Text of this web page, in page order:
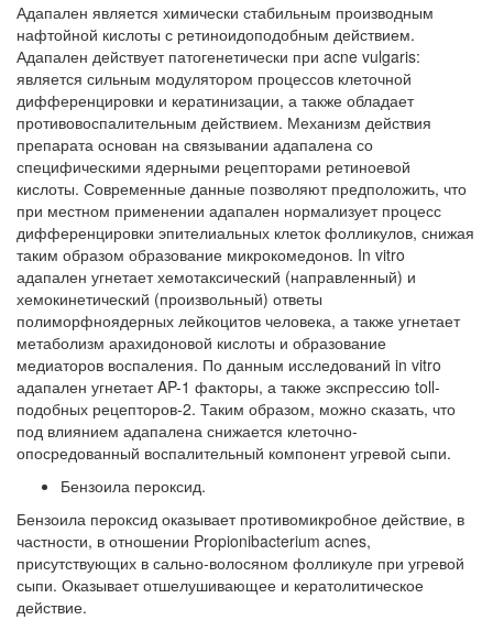
Адапален является химически стабильным производным
нафтойной кислоты с ретиноидоподобным действием.
Адапален действует патогенетически при acne vulgaris:
является сильным модулятором процессов клеточной
дифференцировки и кератинизации, а также обладает
противовоспалительным действием. Механизм действия
препарата основан на связывании адапалена со
специфическими ядерными рецепторами ретиноевой
кислоты. Современные данные позволяют предположить, что
при местном применении адапален нормализует процесс
дифференцировки эпителиальных клеток фолликулов, снижая
таким образом образование микрокомедонов. In vitro
адапален угнетает хемотаксический (направленный) и
хемокинетический (произвольный) ответы
полиморфноядерных лейкоцитов человека, а также угнетает
метаболизм арахидоновой кислоты и образование
медиаторов воспаления. По данным исследований in vitro
адапален угнетает AP-1 факторы, а также экспрессию toll-
подобных рецепторов-2. Таким образом, можно сказать, что
под влиянием адапалена снижается клеточно-
опосредованный воспалительный компонент угревой сыпи.
Бензоила пероксид.
Бензоила пероксид оказывает противомикробное действие, в
частности, в отношении Propionibacterium acnes,
присутствующих в сально-волосяном фолликуле при угревой
сыпи. Оказывает отшелушивающее и кератолитическое
действие.